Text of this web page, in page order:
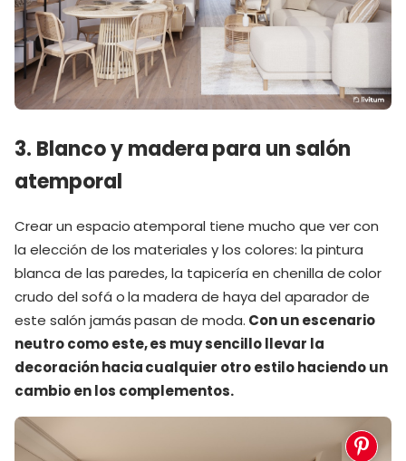
3. Blanco y madera para un salón
atemporal
Crear un espacio atemporal tiene mucho que ver con
la elección de los materiales y los colores: la pintura
blanca de las paredes, la tapicería en chenilla de color
crudo del sofá o la madera de haya del aparador de
este salón jamás pasan de moda. Con un escenario
neutro como este, es muy sencillo llevar la
decoración hacia cualquier otro estilo haciendo un
cambio en los complementos.